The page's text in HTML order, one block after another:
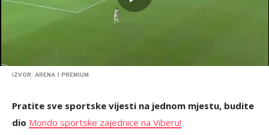
IZVOR: ARENA 1 PREMIUM
Pratite sve sportske vijesti na jednom mjestu, budite
dio Mondo sportske zajednice na Viberu!